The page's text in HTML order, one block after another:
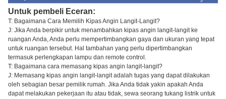
Untuk pembeli Eceran:
T: Bagaimana Cara Memilih Kipas Angin Langit-Langit?
J: Jika Anda berpikir untuk menambahkan kipas angin langit-langit ke
ruangan Anda, Anda perlu mempertimbangkan gaya dan ukuran yang tepat
untuk ruangan tersebut. Hal tambahan yang perlu dipertimbangkan
termasuk perlengkapan lampu dan remote control.
T: Bagaimana cara memasang kipas angin langit-langit?
J: Memasang kipas angin langit-langit adalah tugas yang dapat dilakukan
oleh sebagian besar pemilik rumah. Jika Anda tidak yakin apakah Anda
dapat melakukan pekerjaan itu atau tidak, sewa seorang tukang listrik untuk